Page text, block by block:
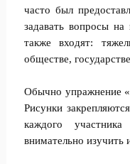
часто был
задавать вопросы
также входят:
обществе,
Обычно упражнение
Рисунки
каждого
внимательно изучить